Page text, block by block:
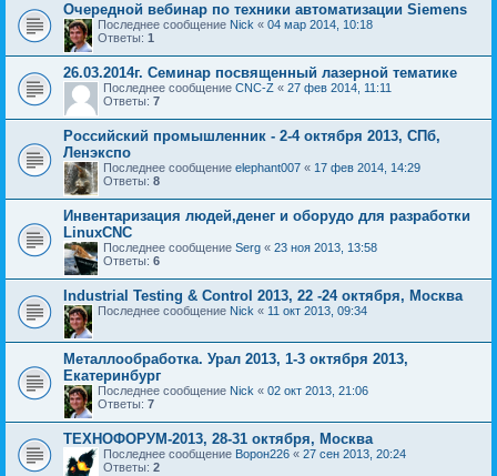
Очередной вебинар по техники автоматизации Siemens
Последнее сообщение Nick « 04 мар 2014, 10:18
Ответы: 1
26.03.2014г. Семинар посвященный лазерной тематике
Последнее сообщение CNC-Z « 27 фев 2014, 11:11
Ответы: 7
Российский промышленник - 2-4 октября 2013, СПб,
Ленэкспо
Последнее сообщение elephant007 « 17 фев 2014, 14:29
Ответы: 8
Инвентаризация людей,денег и оборудо для разработки
LinuxCNC
Последнее сообщение Serg « 23 ноя 2013, 13:58
Ответы: 6
Industrial Testing & Control 2013, 22 -24 октября, Москва
Последнее сообщение Nick « 11 окт 2013, 09:34
Металлообработка. Урал 2013, 1-3 октября 2013,
Екатеринбург
Последнее сообщение Nick « 02 окт 2013, 21:06
Ответы: 7
ТЕХНОФОРУМ-2013, 28-31 октября, Москва
Последнее сообщение Ворон226 « 27 сен 2013, 20:24
Ответы: 2